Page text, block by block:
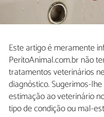
Este artigo é meramente
PeritoAnimal.com.br não
tratamentos veterinários
diagnóstico. Sugerimos-
estimação ao veterinário
tipo de condição ou mal-